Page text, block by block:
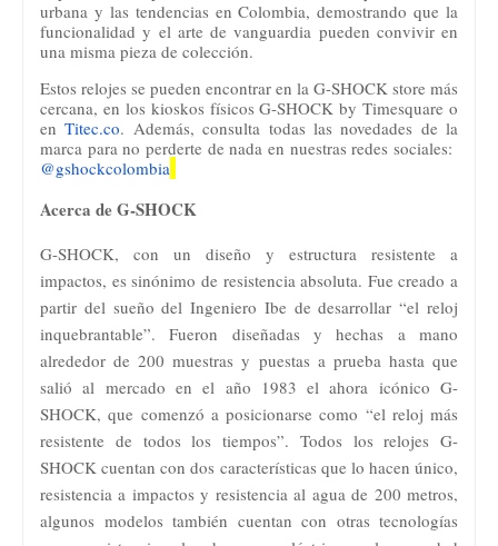
urbana y las tendencias en Colombia, demostrando que la
funcionalidad y el arte de vanguardia pueden convivir en
una misma pieza de colección.
Estos relojes se pueden encontrar en la G-SHOCK store más
cercana, en los kioskos físicos G-SHOCK by Timesquare o
enTitec.co. Además, consulta todas las novedades de la
marca para no perderte de nada en nuestras redes sociales:
@gshockcolombia
Acerca de G-SHOCK
G-SHOCK, con un diseño y estructura resistente a
impactos, es sinónimo de resistencia absoluta. Fue creado a
partir del sueño del Ingeniero Ibe de desarrollar “el reloj
inquebrantable”. Fueron diseñadas y hechas a mano
alrededor de 200 muestras y puestas a prueba hasta que
salió al mercado en el año 1983 el ahora icónico G-
SHOCK, que comenzó a posicionarse como “el reloj más
resistente de todos los tiempos”. Todos los relojes G-
SHOCK cuentan con dos características que lo hacen único,
resistencia a impactos y resistencia al agua de 200 metros,
algunos modelos también cuentan con otras tecnologías